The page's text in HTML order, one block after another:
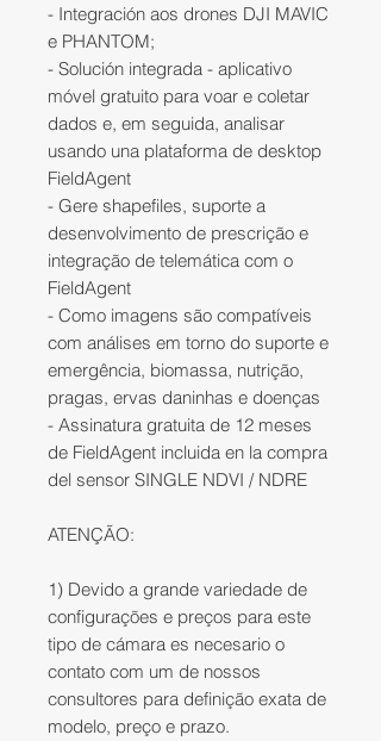
- Integración aos drones DJI MAVIC
e PHANTOM;
- Solución integrada - aplicativo
móvel gratuito para voar e coletar
dados e, em seguida, analisar
usando una plataforma de desktop
FieldAgent
- Gere shapefiles, suporte a
desenvolvimento de prescrição e
integração de telemática com o
FieldAgent
- Como imagens são compatíveis
com análises em torno do suporte e
emergência, biomassa, nutrição,
pragas, ervas daninhas e doenças
- Assinatura gratuita de 12 meses
de FieldAgent incluida en la compra
del sensor SINGLE NDVI / NDRE
ATENÇÃO:
1) Devido a grande variedade de
configurações e preços para este
tipo de cámara es necesario o
contato com um de nossos
consultores para definição exata de
modelo, preço e prazo.